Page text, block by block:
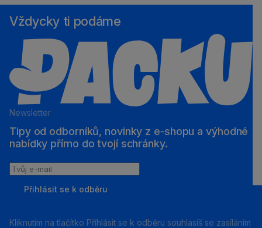
Vždycky ti podáme
Newsletter
Tipy od odborníků, novinky z e‑shopu a výhodné
nabídky přímo do tvojí schránky.
Tvůj
Přihlásit se k odběru
Kliknutím na tlačítko Příhlásit se k odběru souhlasíš se zasíláním